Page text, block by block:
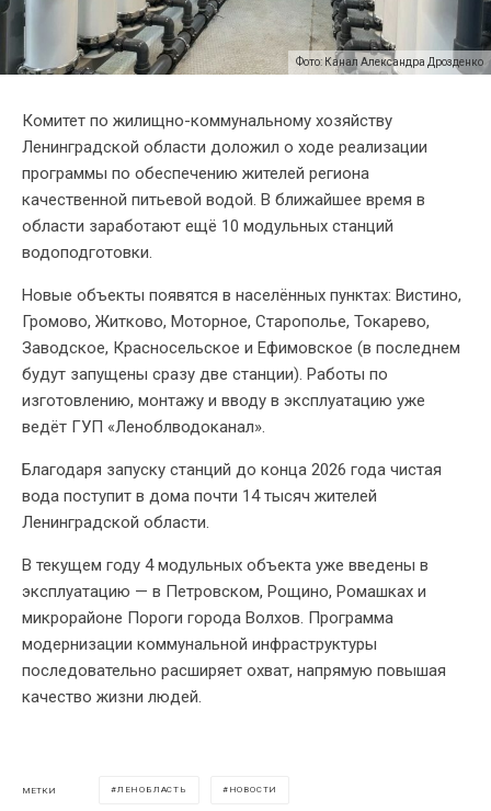
Фото: Канал Александра Дрозденко
Комитет по жилищно-коммунальному хозяйству
Ленинградской области доложил о ходе реализации
программы по обеспечению жителей региона
качественной питьевой водой. В ближайшее время в
области заработают ещё 10 модульных станций
водоподготовки.
Новые объекты появятся в населённых пунктах: Вистино,
Громово, Житково, Моторное, Старополье, Токарево,
Заводское, Красносельское и Ефимовское (в последнем
будут запущены сразу две станции). Работы по
изготовлению, монтажу и вводу в эксплуатацию уже
ведёт ГУП «Леноблводоканал».
Благодаря запуску станций до конца 2026 года чистая
вода поступит в дома почти 14 тысяч жителей
Ленинградской области.
В текущем году 4 модульных объекта уже введены в
эксплуатацию — в Петровском, Рощино, Ромашках и
микрорайоне Пороги города Волхов. Программа
модернизации коммунальной инфраструктуры
последовательно расширяет охват, напрямую повышая
качество жизни людей.
МЕТКИ ЛЕНОБЛАСТЬ НОВОСТИ